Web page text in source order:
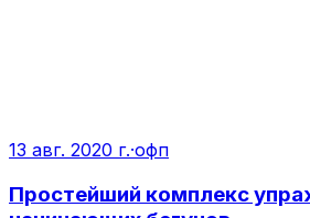
13 авг. 2020 г.·офп
Простейший комплекс